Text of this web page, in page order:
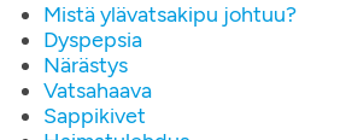
Mistä ylävatsakipu johtuu?
Dyspepsia
Närästys
Vatsahaava
Sappikivet